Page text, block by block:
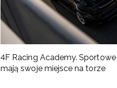
4F Racing Academy.
mają swoje miejsce na torze